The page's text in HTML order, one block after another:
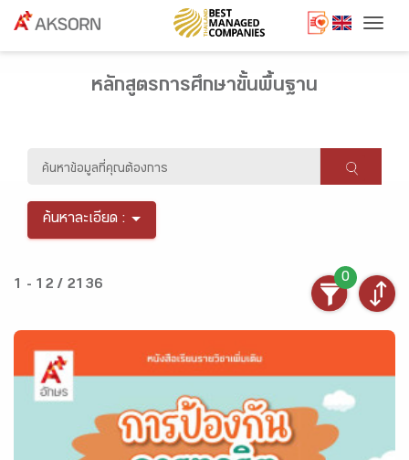
หลักสูตรการศึกษาขั้นพื้นฐาน
ค้นหาละเอียด :
1 - 12 / 2136
0